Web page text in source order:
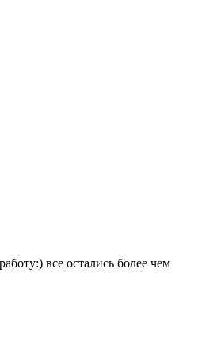
все остались более чем